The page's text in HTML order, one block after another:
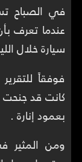
في الصباح
عندما تعرف
سيارة خلال
فوفقاً
كانت قد
بعمود إنارة .
ومن المثير